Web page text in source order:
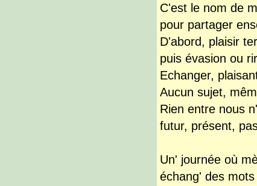
C'est le nom de
pour partager
D'abord, plaisir
puis évasion ou
Echanger,
Aucun sujet,
Rien entre nous
futur, présent,
Un' journée où
échang' des